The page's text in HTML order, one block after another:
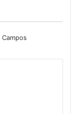
Campos